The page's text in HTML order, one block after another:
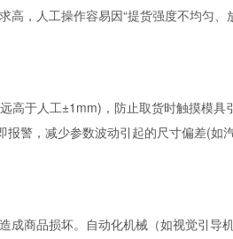
，人工操作容易因“提货强度不均匀
高于人工±1mm)，防止取货时触摸模
警，减少参数波动引起的尺寸偏差(如
成商品损坏。自动化机械（如视觉引导